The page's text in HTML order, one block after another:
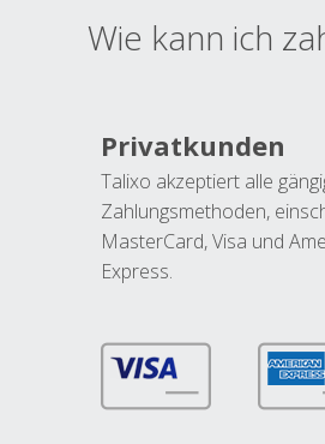
Wie kann ich
Privatkunden
Talixo akzeptiert alle
Zahlungsmethoden,
MasterCard, Visa und
Express.